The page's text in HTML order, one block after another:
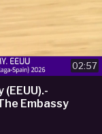
02:57
(EEUU).-
Embassy